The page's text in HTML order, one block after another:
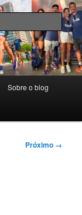
Sobre o blog
Próximo →